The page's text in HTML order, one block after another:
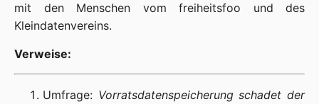
mit den Menschen vom freiheitsfoo und des
Kleindatenvereins.
Verweise:
Umfrage: Vorratsdatenspeicherung schadet der